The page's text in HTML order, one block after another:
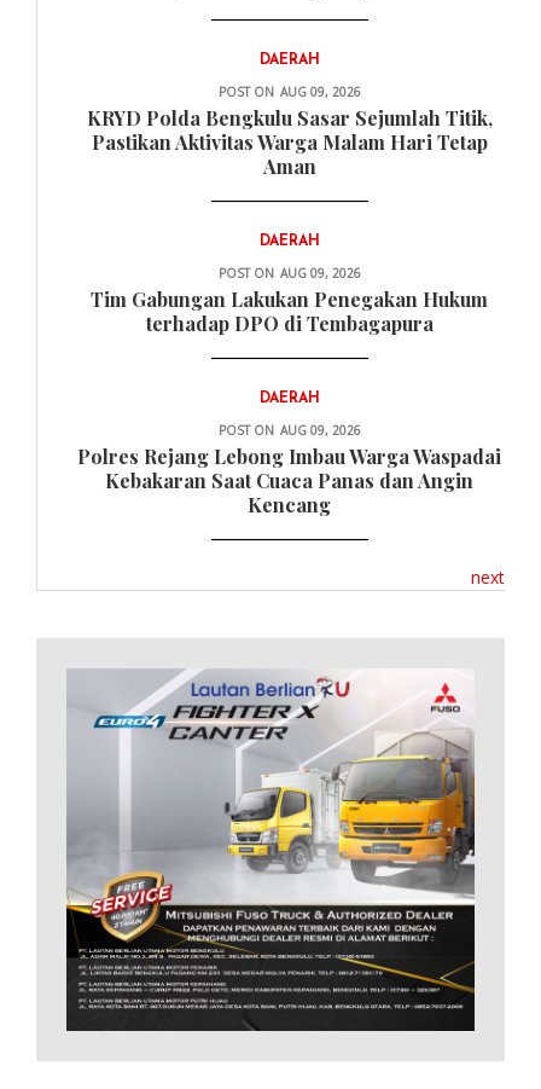
DAERAH
POST ON AUG 09, 2026
KRYD Polda Bengkulu Sasar Sejumlah Titik,
Pastikan Aktivitas Warga Malam Hari Tetap
Aman
DAERAH
POST ON AUG 09, 2026
Tim Gabungan Lakukan Penegakan Hukum
terhadap DPO di Tembagapura
DAERAH
POST ON AUG 09, 2026
Polres Rejang Lebong Imbau Warga Waspadai
Kebakaran Saat Cuaca Panas dan Angin
Kencang
next